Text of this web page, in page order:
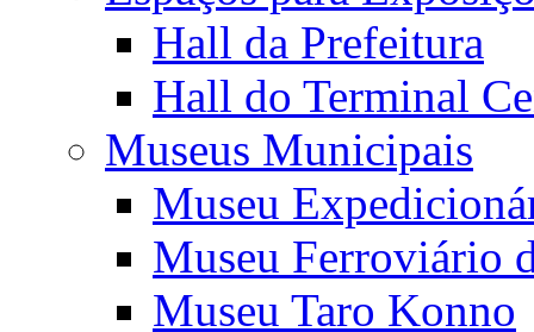
Hall da Prefeitura
Hall do Terminal
Museus Municipais
Museu
Museu Ferroviário
Museu Taro Konno